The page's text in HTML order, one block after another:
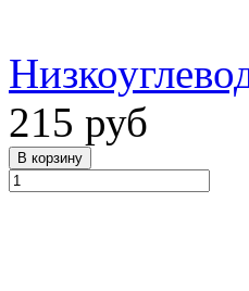
215 руб